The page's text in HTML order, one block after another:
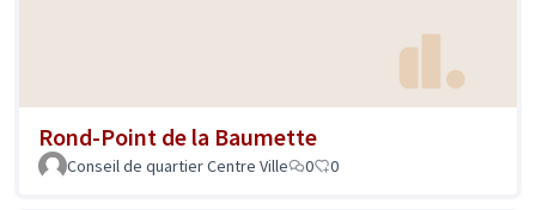
Rond-Point de la Baumette
Conseil de quartier Centre Ville 0 0